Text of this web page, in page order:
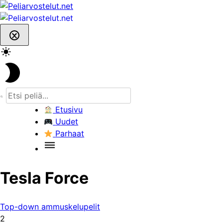
Skip
to
content
Etusivu
Uudet
Parhaat
Tesla Force
Top-down ammuskelupelit
2